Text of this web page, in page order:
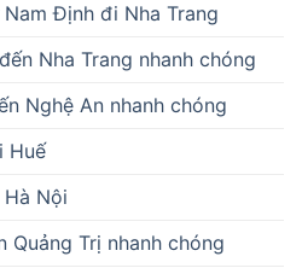
Định đi Nha Trang
Nha Trang nhanh chóng
Nghệ An nhanh chóng
Huế
Nội
Quảng Trị nhanh chóng